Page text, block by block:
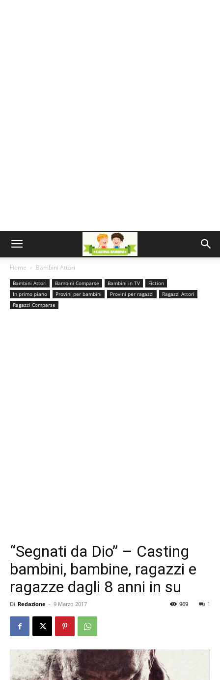
Home Bambini Attori
Bambini Attori Bambini Comparse Bambini in TV
Fiction
In primo piano
Provini per bambini Provini per ragazzi
Ragazzi Attori
Ragazzi Comparse
“Segnati da Dio” – Casting
bambini, bambine, ragazzi e
ragazze dagli 8 anni in su
Di Redazione - 9 Marzo 2017 1
969